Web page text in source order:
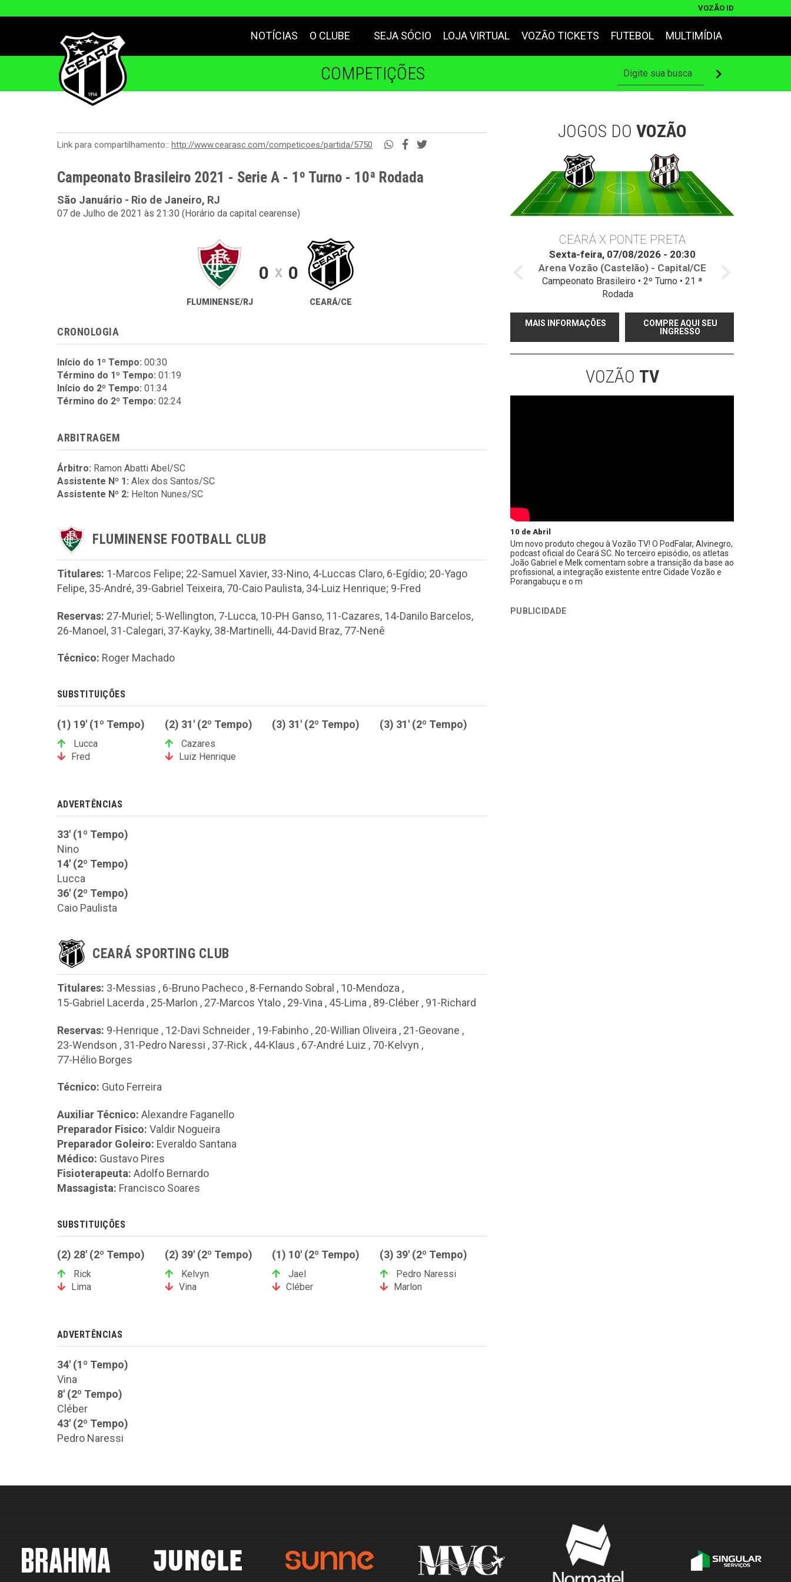
VOZÃO ID
NOTÍCIAS O CLUBE SEJA SÓCIO LOJA VIRTUAL VOZÃO TICKETS FUTEBOL MULTIMÍDIA
COMPETIÇÕES
Link para compartilhamento:: http://www.cearasc.com/competicoes/partida/5750
Campeonato Brasileiro 2021 - Serie A - 1º Turno - 10ª Rodada
São Januário - Rio de Janeiro, RJ
07 de Julho de 2021 às 21:30 (Horário da capital cearense)
FLUMINENSE/RJ
0 X 0
CEARÁ/CE
CRONOLOGIA
Início do 1º Tempo: 00:30
Término do 1º Tempo: 01:19
Início do 2º Tempo: 01:34
Término do 2º Tempo: 02:24
ARBITRAGEM
Árbitro: Ramon Abatti Abel/SC
Assistente Nº 1: Alex dos Santos/SC
Assistente Nº 2: Helton Nunes/SC
FLUMINENSE FOOTBALL CLUB
Titulares: 1-Marcos Felipe; 22-Samuel Xavier, 33-Nino, 4-Luccas Claro, 6-Egídio; 20-Yago
Felipe, 35-André, 39-Gabriel Teixeira, 70-Caio Paulista, 34-Luiz Henrique; 9-Fred
Reservas: 27-Muriel; 5-Wellington, 7-Lucca, 10-PH Ganso, 11-Cazares, 14-Danilo Barcelos,
26-Manoel, 31-Calegari, 37-Kayky, 38-Martinelli, 44-David Braz, 77-Nenê
Técnico: Roger Machado
SUBSTITUIÇÕES
(1) 19' (1º Tempo)
Lucca
Fred
(2) 31' (2º Tempo)
Cazares
Luiz Henrique
(3) 31' (2º Tempo) (3) 31' (2º Tempo)
ADVERTÊNCIAS
33' (1º Tempo)
Nino
14' (2º Tempo)
Lucca
36' (2º Tempo)
Caio Paulista
CEARÁ SPORTING CLUB
Titulares: 3-Messias , 6-Bruno Pacheco , 8-Fernando Sobral , 10-Mendoza ,
15-Gabriel Lacerda , 25-Marlon , 27-Marcos Ytalo , 29-Vina , 45-Lima , 89-Cléber , 91-Richard
Reservas: 9-Henrique , 12-Davi Schneider , 19-Fabinho , 20-Willian Oliveira , 21-Geovane ,
23-Wendson , 31-Pedro Naressi , 37-Rick , 44-Klaus , 67-André Luiz , 70-Kelvyn ,
77-Hélio Borges
Técnico: Guto Ferreira
Auxiliar Técnico: Alexandre Faganello
Preparador Fisico: Valdir Nogueira
Preparador Goleiro: Everaldo Santana
Médico: Gustavo Pires
Fisioterapeuta: Adolfo Bernardo
Massagista: Francisco Soares
SUBSTITUIÇÕES
(2) 28' (2º Tempo)
Rick
Lima
(2) 39' (2º Tempo)
Kelvyn
Vina
(1) 10' (2º Tempo)
Jael
Cléber
(3) 39' (2º Tempo)
Pedro Naressi
Marlon
ADVERTÊNCIAS
34' (1º Tempo)
Vina
8' (2º Tempo)
Cléber
43' (2º Tempo)
Pedro Naressi
JOGOS DO VOZÃO
CEARÁ X PONTE PRETA
Sexta-feira, 07/08/2026 - 20:30
Arena Vozão (Castelão) - Capital/CE
Campeonato Brasileiro • 2º Turno • 21 ª
Rodada
MAIS INFORMAÇÕES
COMPRE AQUI SEU
INGRESSO
VOZÃO TV
10 de Abril
Um novo produto chegou à Vozão TV! O PodFalar, Alvinegro,
podcast oficial do Ceará SC. No terceiro episódio, os atletas
João Gabriel e Melk comentam sobre a transição da base ao
profissional, a integração existente entre Cidade Vozão e
Porangabuçu e o m
PUBLICIDADE